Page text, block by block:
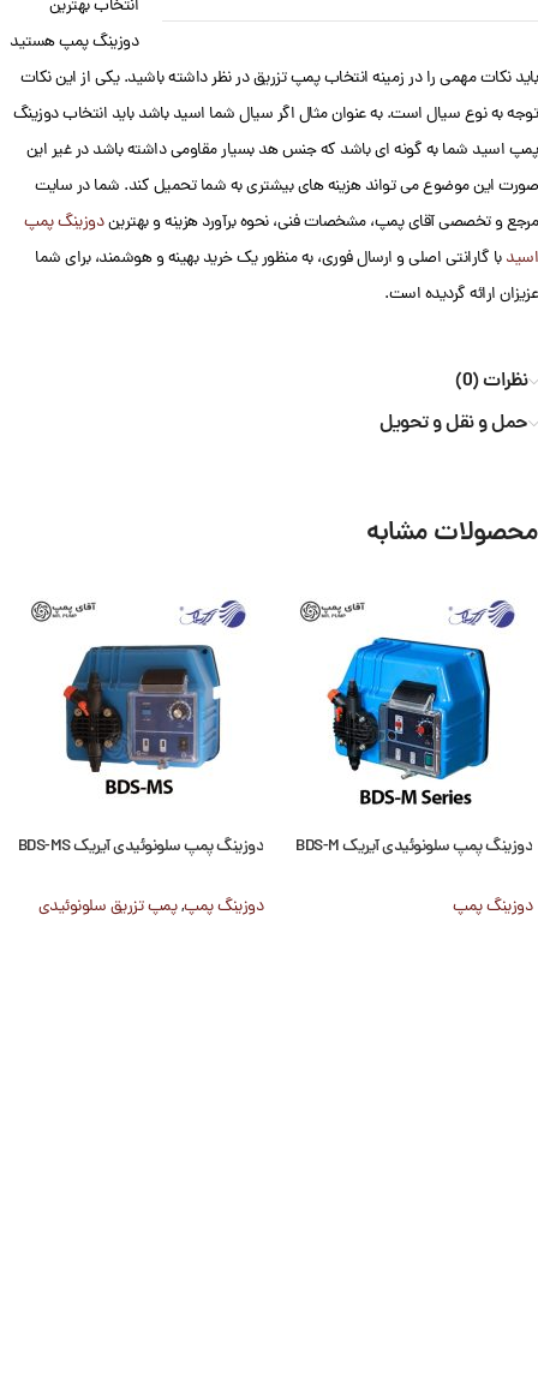
انتخاب بهترین
دوزینگ پمپ هستید
باید نکات مهمی را در زمینه انتخاب پمپ تزریق در نظر داشته باشید. یکی از این نکات
توجه به نوع سیال است. به عنوان مثال اگر سیال شما اسید باشد باید انتخاب دوزینگ
پمپ اسید شما به گونه ای باشد که جنس هد بسیار مقاومی داشته باشد در غیر این
صورت این موضوع می تواند هزینه های بیشتری به شما تحمیل کند. شما در سایت
مرجع و تخصصی آقای پمپ، مشخصات فنی، نحوه برآورد هزینه و بهتریندوزینگ پمپ
اسیدبا گارانتی اصلی و ارسال فوری، به منظور یک خرید بهینه و هوشمند، برای شما
عزیزان ارائه گردیده است.
نظرات (0)
حمل و نقل و تحویل
محصولات مشابه
دوزینگ پمپ سلونوئیدی آیریک BDS-M
دوزینگ پمپ
دوزینگ پمپ سلونوئیدی آیریک BDS-MS
دوزینگ پمپ,پمپ تزریق سلونوئیدی